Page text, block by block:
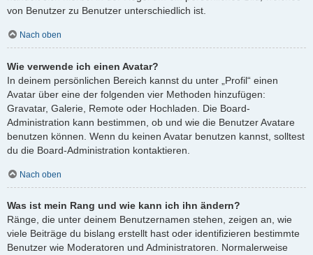
von Benutzer zu Benutzer unterschiedlich ist.
Nach oben
Wie verwende ich einen Avatar?
In deinem persönlichen Bereich kannst du unter „Profil“ einen
Avatar über eine der folgenden vier Methoden hinzufügen:
Gravatar, Galerie, Remote oder Hochladen. Die Board-
Administration kann bestimmen, ob und wie die Benutzer Avatare
benutzen können. Wenn du keinen Avatar benutzen kannst, solltest
du die Board-Administration kontaktieren.
Nach oben
Was ist mein Rang und wie kann ich ihn ändern?
Ränge, die unter deinem Benutzernamen stehen, zeigen an, wie
viele Beiträge du bislang erstellt hast oder identifizieren bestimmte
Benutzer wie Moderatoren und Administratoren. Normalerweise